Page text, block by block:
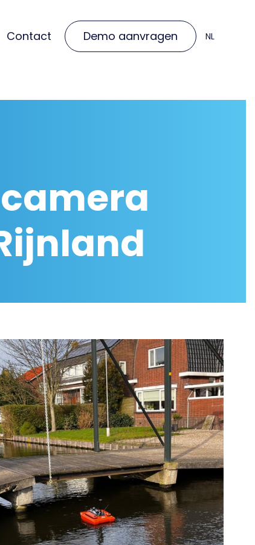
Contact Demo aanvragen NL